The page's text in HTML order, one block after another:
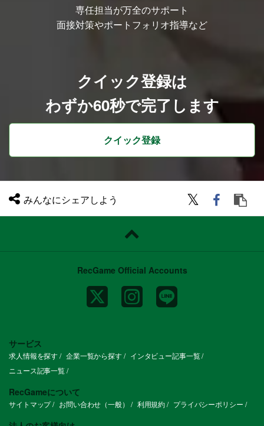
専任担当が万全のサポート
面接対策やポートフォリオ指導など
クイック登録は
わずか60秒で完了します
クイック登録
みんなにシェアしよう
RecGame Official Accounts
サービス
求人情報を探す 企業一覧から探す
インタビュー記事一覧
ニュース記事一覧
RecGameについて
サイトマップ お問い合わせ（一般） 利用規約 プライバシーポリシー